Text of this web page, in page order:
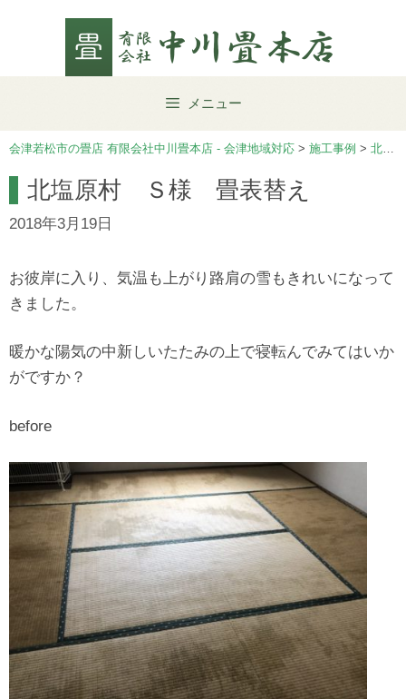
メニュー
会津若松市の畳店 有限会社中川畳本店 - 会津地域対応 > 施工事例 > 北塩原村
北塩原村 Ｓ様 畳表替え
2018年3月19日
お彼岸に入り、気温も上がり路肩の雪もきれいになって
きました。
暖かな陽気の中新しいたたみの上で寝転んでみてはいか
がですか？
before